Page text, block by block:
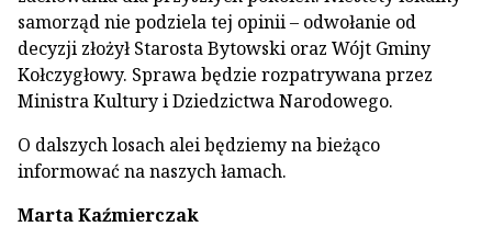
samorząd nie podziela tej opinii – odwołanie od
decyzji złożył Starosta Bytowski oraz Wójt Gminy
Kołczygłowy. Sprawa będzie rozpatrywana przez
Ministra Kultury i Dziedzictwa Narodowego.
O dalszych losach alei będziemy na bieżąco
informować na naszych łamach.
Marta Kaźmierczak